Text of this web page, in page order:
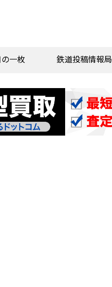
一枚 鉄道投稿情報局